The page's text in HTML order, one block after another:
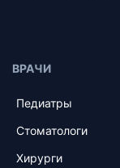
ВРАЧИ
Педиатры
Стоматологи
Хирурги